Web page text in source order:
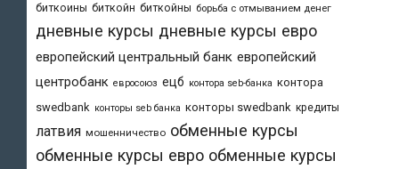
биткоины биткойн биткойны борьба с отмыванием денег
дневные курсы дневные курсы евро
европейский центральный банк европейский
центробанк евросоюз ецб контора seb-банка контора
swedbank конторы seb банка конторы swedbank кредиты
латвия мошенничество обменные курсы
обменные курсы евро обменные курсы